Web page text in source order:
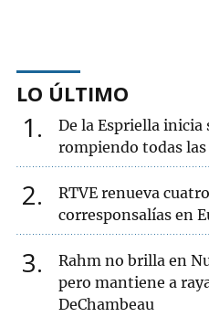
LO ÚLTIMO
1
De la Espriella inicia
rompiendo todas
2
RTVE renueva
corresponsalías en
3
Rahm no brilla en
pero mantiene a
DeChambeau